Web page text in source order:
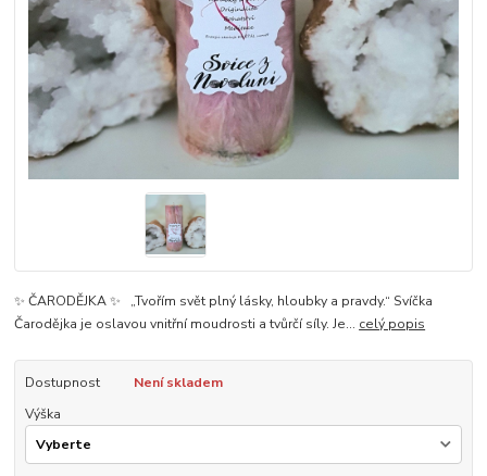
✨ ČARODĚJKA ✨ „Tvořím svět plný lásky, hloubky a pravdy.“ Svíčka
Čarodějka je oslavou vnitřní moudrosti a tvůrčí síly. Je... celý popis
Dostupnost
Není skladem
Výška